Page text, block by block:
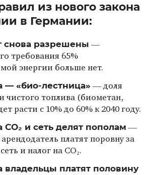
из нового закона
в Германии:
снова разрешены —
требования 65%
энергии больше нет.
— «био-лестница» — доля
чистого топлива (биометан,
расти с 10% до 60% к 2040 году.
CO₂ и сеть делят пополам —
платят поровну за
и налог на CO₂.
владельцы платят половину